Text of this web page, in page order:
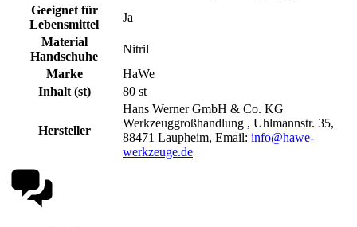
Geeignet für
Lebensmittel
Ja
Material
Handschuhe
Nitril
Marke
HaWe
Inhalt (st)
80 st
Hersteller
Hans Werner GmbH & Co. KG
Werkzeuggroßhandlung , Uhlmannstr. 35,
88471 Laupheim, Email: info@hawe-
werkzeuge.de